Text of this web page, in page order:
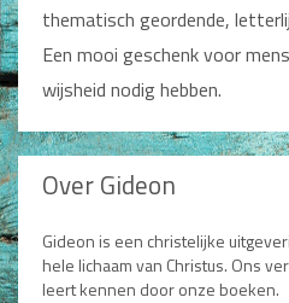
thematisch geordende,
Een mooi geschenk voor
wijsheid nodig hebben.
Over Gideon
Gideon is een christelijke
hele lichaam van Christus. Ons
leert kennen door onze boeken.